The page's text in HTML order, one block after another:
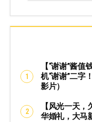
【“谢谢”酱
机“谢谢”二字
影片）
【风光一天
华婚礼，大马